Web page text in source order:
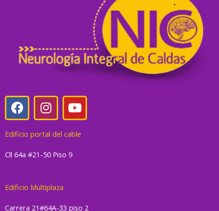
F
a
c
e
b
o
k
I
n
s
t
a
g
a
Y
o
u
t
Edificio portal del cable
Cll 64a #21-50 Piso 9
Edificio Multiplaza
Carrera 21#64A-33 piso 2